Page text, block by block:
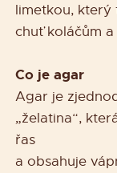
limetkou, který
chuť koláčům
Co je agar
Agar je
„želatina“,
řas
a obsahuje